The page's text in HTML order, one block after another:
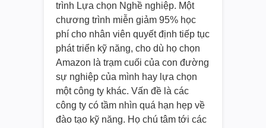
trình Lựa chọn Nghề nghiệp. Một
chương trình miễn giảm 95% học
phí cho nhân viên quyết định tiếp tục
phát triển kỹ năng, cho dù họ chọn
Amazon là trạm cuối của con đường
sự nghiệp của mình hay lựa chọn
một công ty khác. Vấn đề là các
công ty có tầm nhìn quá hạn hẹp về
đào tạo kỹ năng. Họ chú tâm tới các